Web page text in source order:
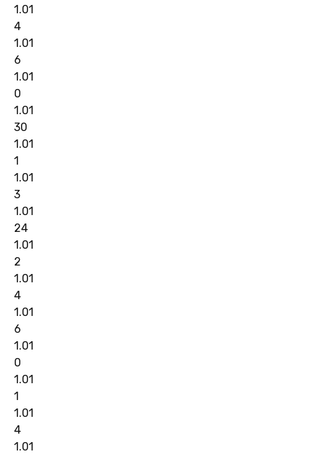
1.01
4
1.01
6
1.01
0
1.01
30
1.01
1
1.01
3
1.01
24
1.01
2
1.01
4
1.01
6
1.01
0
1.01
1
1.01
4
1.01